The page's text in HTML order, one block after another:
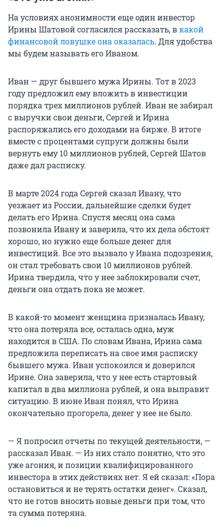
На условиях анонимности еще один инвестор
Ирины Шатовой согласился рассказать, вкакой
финансовой ловушке она оказалась. Для удобства
мы будем называть его Иваном.
Иван — друг бывшего мужа Ирины. Тот в 2023
году предложил ему вложить в инвестиции
порядка трех миллионов рублей. Иван не забирал
с выручки свои деньги, Сергей и Ирина
распоряжались его доходами на бирже. В итоге
вместе с процентами супруги должны были
вернуть ему 10 миллионов рублей, Сергей Шатов
даже дал расписку.
В марте 2024 года Сергей сказал Ивану, что
уезжает из России, дальнейшие сделки будет
делать его Ирина. Спустя месяц она сама
позвонила Ивану и заверила, что их дела обстоят
хорошо, но нужно еще больше денег для
инвестиций. Все это вызвало у Ивана подозрения,
он стал требовать свои 10 миллионов рублей.
Ирина твердила, что у нее заблокировали счет,
деньги она отдать пока не может.
В какой-то момент женщина призналась Ивану,
что она потеряла все, осталась одна, муж
находится в США. По словам Ивана, Ирина сама
предложила переписать на свое имя расписку
бывшего мужа. Иван успокоился и доверился
Ирине. Она заверила, что у нее есть стартовый
капитал в два миллиона рублей, и она выправит
ситуацию. В июне Иван понял, что Ирина
окончательно прогорела, денег у нее не было.
— Я попросил отчеты по текущей деятельности, —
рассказал Иван. — Из них стало понятно, что это
уже агония, и позиции квалифицированного
инвестора в этих действиях нет. Я ей сказал: «Пора
остановиться и не терять остатки денег». Сказал,
что не готов вносить новые деньги при том, что
та сумма потеряна.